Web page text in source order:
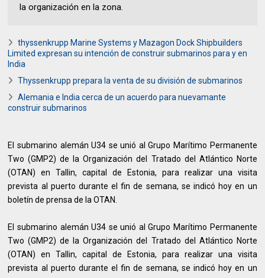
la organización en la zona.
thyssenkrupp Marine Systems y Mazagon Dock Shipbuilders
Limited expresan su intención de construir submarinos para y en
India
Thyssenkrupp prepara la venta de su división de submarinos
Alemania e India cerca de un acuerdo para nuevamante
construir submarinos
El submarino alemán U34 se unió al Grupo Marítimo Permanente
Two (GMP2) de la Organización del Tratado del Atlántico Norte
(OTAN) en Tallin, capital de Estonia, para realizar una visita
prevista al puerto durante el fin de semana, se indicó hoy en un
boletín de prensa de la OTAN.
El submarino alemán U34 se unió al Grupo Marítimo Permanente
Two (GMP2) de la Organización del Tratado del Atlántico Norte
(OTAN) en Tallin, capital de Estonia, para realizar una visita
prevista al puerto durante el fin de semana, se indicó hoy en un